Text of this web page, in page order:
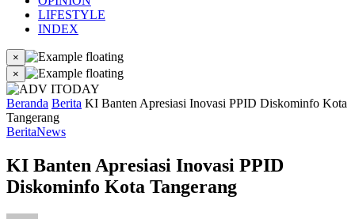
LIFESTYLE
INDEX
×
×
Beranda Berita KI Banten Apresiasi Inovasi PPID Diskominfo Kota
Tangerang
BeritaNews
KI Banten Apresiasi Inovasi PPID
Diskominfo Kota Tangerang